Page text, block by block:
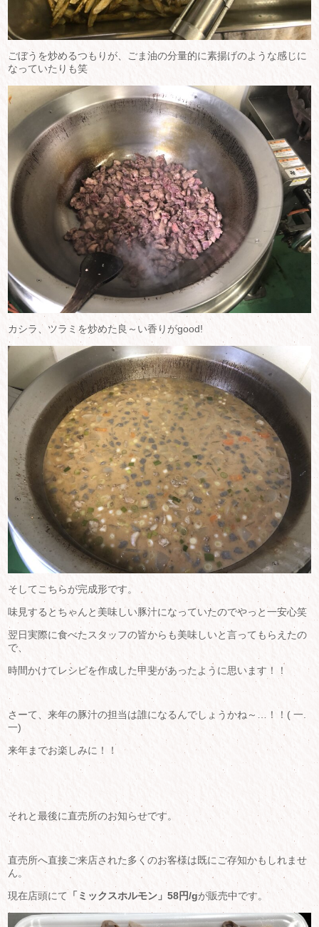
ごぼうを炒めるつもりが、ごま油の分量的に素揚げのような感じに
なっていたりも笑
カシラ、ツラミを炒めた良～い香りがgood!
そしてこちらが完成形です。
味見するとちゃんと美味しい豚汁になっていたのでやっと一安心笑
翌日実際に食べたスタッフの皆からも美味しいと言ってもらえたの
で、
時間かけてレシピを作成した甲斐があったように思います！！
さーて、来年の豚汁の担当は誰になるんでしょうかね～…！！( 一.
一)
来年までお楽しみに！！
それと最後に直売所のお知らせです。
直売所へ直接ご来店された多くのお客様は既にご存知かもしれませ
ん。
現在店頭にて
「ミックスホルモン」58円/gが販売中です。